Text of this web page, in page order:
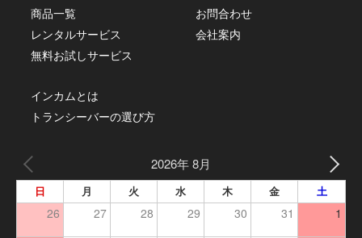
商品一覧
レンタルサービス
無料お試しサービス
お問合わせ
会社案内
インカムとは
トランシーバーの選び方
2026年 8月
日 月 火 水 木 金 土
26 27 28 29 30 31 1